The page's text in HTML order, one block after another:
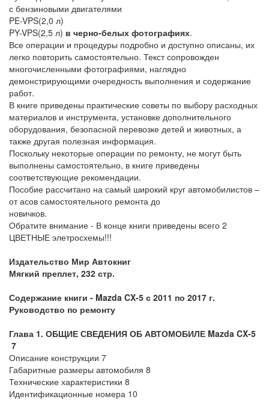
с бензиновыми двигателями
PE-VPS(2,0 л)
PY-VPS(2,5 л) в черно-белых фотографиях.
Все операции и процедуры подробно и доступно описаны, их
легко повторить самостоятельно. Текст сопровожден
многочисленными фотографиями, наглядно
демонстрирующими очередность выполнения и содержание
работ.
В книге приведены практические советы по выбору расходных
материалов и инструмента, установке дополнительного
оборудования, безопасной перевозке детей и животных, а
также другая полезная информация.
Поскольку некоторые операции по ремонту, не могут быть
выполнены самостоятельно, в книге приведены
соответствующие рекомендации.
Пособие рассчитано на самый широкий круг автомобилистов –
от асов самостоятельного ремонта до
новичков.
Обратите внимание - В конце книги приведены всего 2
ЦВЕТНЫЕ элетросхемы!!!
Издательство Мир Автокниг
Мягкий преплет, 232 стр.
Содержание книги - Mazda CX-5 с 2011 по 2017 г.
Руководство по ремонту
Глава 1. ОБЩИЕ СВЕДЕНИЯ ОБ АВТОМОБИЛЕ Mazda CX-5
7
Описание конструкции 7
Габаритные размеры автомобиля 8
Технические характеристики 8
Идентификационные номера 10